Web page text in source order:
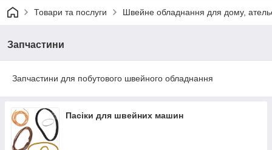
Товари та послуги Швейне обладнання для дому,
Запчастини
Запчастини для побутового швейного обладнання
Пасіки для швейних машин